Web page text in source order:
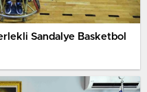
Sandalye Basketbol